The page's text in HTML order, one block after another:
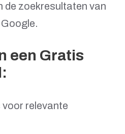
de zoekresultaten van
een Gratis
relevante